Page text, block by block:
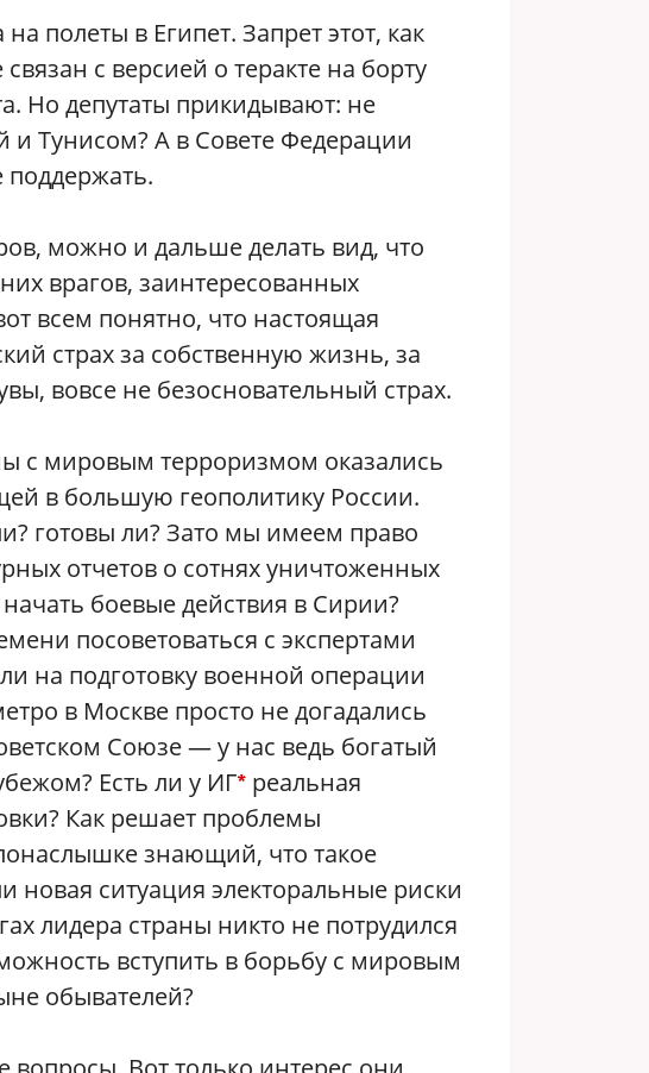
полеты в Египет. Запрет этот, как
с версией о теракте на борту
Но депутаты прикидывают: не
и Тунисом? А в Совете Федерации
поддержать.
можно и дальше делать вид, что
врагов, заинтересованных
всем понятно, что настоящая
страх за собственную жизнь, за
вовсе не безосновательный страх.
с мировым терроризмом оказались
в большую геополитику России.
готовы ли? Зато мы имеем право
отчетов о сотнях уничтоженных
боевые действия в Сирии?
посоветоваться с экспертами
на подготовку военной операции
в Москве просто не догадались
Союзе — у нас ведь богатый
Есть ли у ИГ* реальная
Как решает проблемы
знающий, что такое
новая ситуация электоральные риски
лидера страны никто не потрудился
вступить в борьбу с мировым
обывателей?